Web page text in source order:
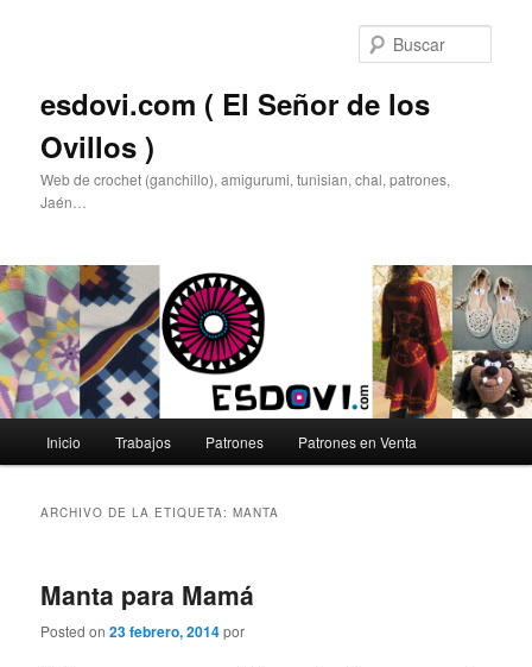
esdovi.com ( El Señor de los
Ovillos )
Web de crochet (ganchillo), amigurumi, tunisian, chal, patrones,
Jaén…
principal
Inicio Trabajos Patrones Patrones en Venta
ARCHIVO DE LA ETIQUETA:MANTA
Manta para Mamá
Posted on23 febrero, 2014por